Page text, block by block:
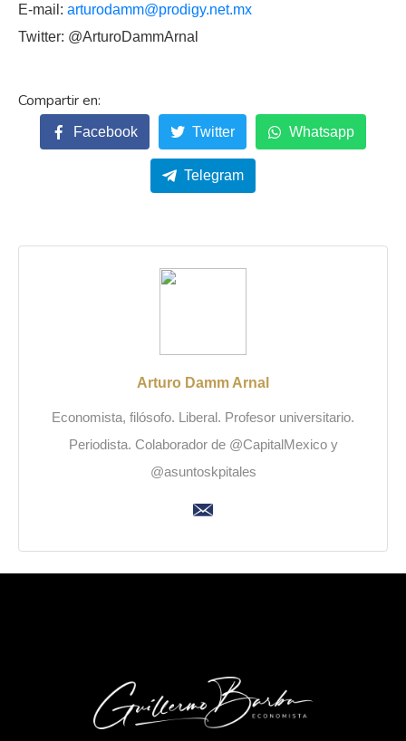
E-mail: arturodamm@prodigy.net.mx
Twitter: @ArturoDammArnal
Facebook Twitter Whatsapp
Telegram
Arturo Damm Arnal
Economista, filósofo. Liberal. Profesor universitario.
Periodista. Colaborador de @CapitalMexico y
@asuntoskpitales